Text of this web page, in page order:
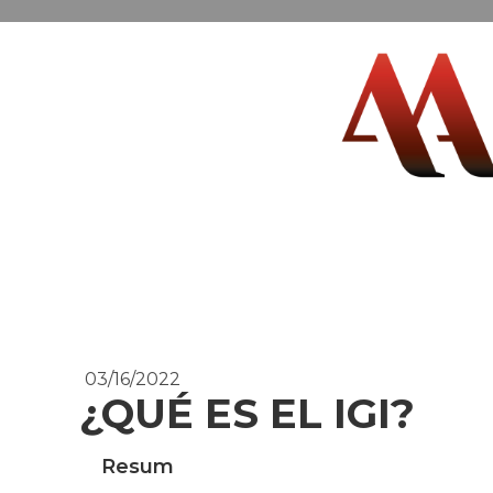
03/16/2022
¿QUÉ ES EL IGI?
Resum